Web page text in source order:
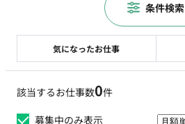
該当するお仕事数0件
募集中のみ表示
気になったお仕事
条件検索